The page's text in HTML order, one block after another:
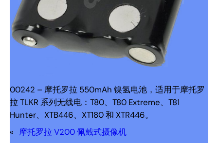
00242 – 摩托罗拉 550mAh 镍氢电池，适用于摩托罗
拉 TLKR 系列无线电：T80、T80 Extreme、T81
Hunter、XTB446、XT180 和 XTR446。
« 摩托罗拉 V200 佩戴式摄像机